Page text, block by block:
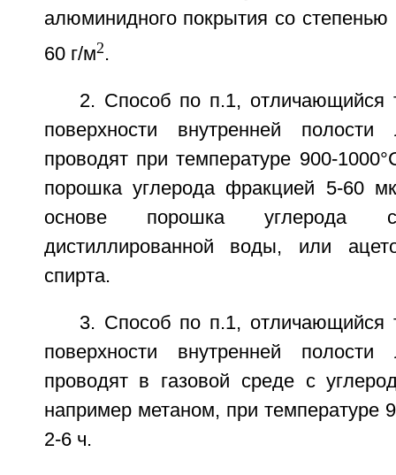
алюминидного покрытия со
60 г/м2.
2. Способ по п.1, отличающийся
поверхности внутренней полости
проводят при температуре 900-
порошка углерода фракцией 5-60
основе порошка
дистиллированной воды, или
спирта.
3. Способ по п.1, отличающийся
поверхности внутренней полости
проводят в газовой среде с
например метаном, при температуре
2-6 ч.